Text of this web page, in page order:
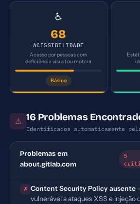
♿
68
ACESSIBILIDADE
Acesso por pessoas com
deficiência visual ou motora
Básico
⚠ 16 Problemas
Identificados automaticamente
Problemas em
about.gitlab.com
5
✗ Content Security Policy ausente
vulnerável a ataques XSS e injeção